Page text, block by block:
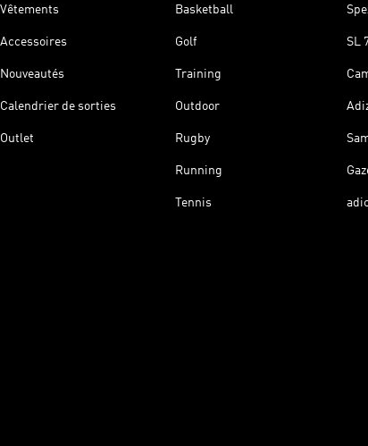
Vêtements
Accessoires
Nouveautés
Calendrier de sorties
Outlet
Basketball
Golf
Training
Outdoor
Rugby
Running
Tennis
SL